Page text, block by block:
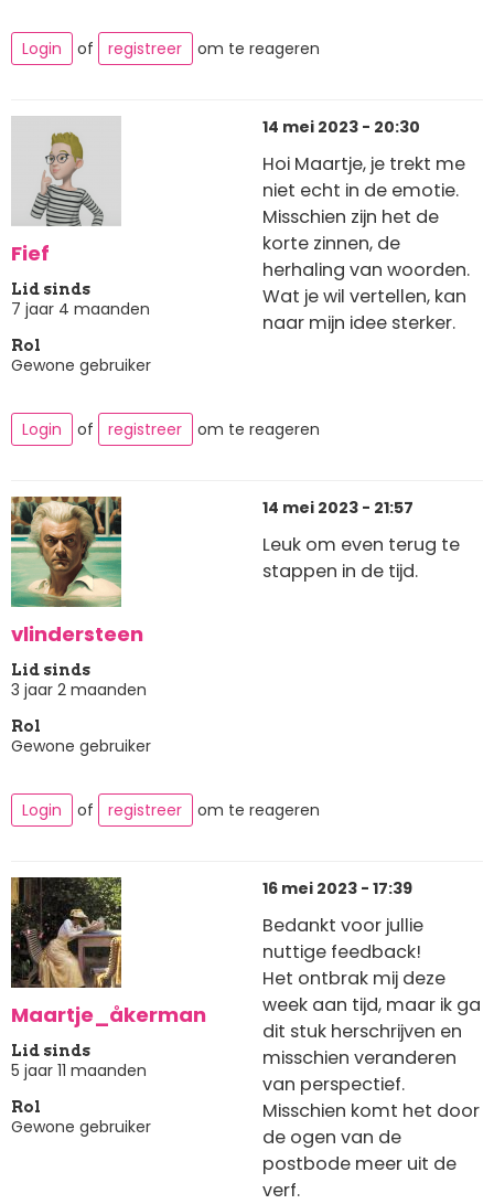
Login of registreer om te reageren
Fief
Lid sinds
7 jaar 4 maanden
Rol
Gewone gebruiker
14 mei 2023 - 20:30
Hoi Maartje, je trekt me
niet echt in de emotie.
Misschien zijn het de
korte zinnen, de
herhaling van woorden.
Wat je wil vertellen, kan
naar mijn idee sterker.
Login of registreer om te reageren
vlindersteen
Lid sinds
3 jaar 2 maanden
Rol
Gewone gebruiker
14 mei 2023 - 21:57
Leuk om even terug te
stappen in de tijd.
Login of registreer om te reageren
Maartje_åkerman
Lid sinds
5 jaar 11 maanden
Rol
Gewone gebruiker
16 mei 2023 - 17:39
Bedankt voor jullie
nuttige feedback!
Het ontbrak mij deze
week aan tijd, maar ik ga
dit stuk herschrijven en
misschien veranderen
van perspectief.
Misschien komt het door
de ogen van de
postbode meer uit de
verf.